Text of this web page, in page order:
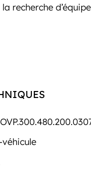
recherche